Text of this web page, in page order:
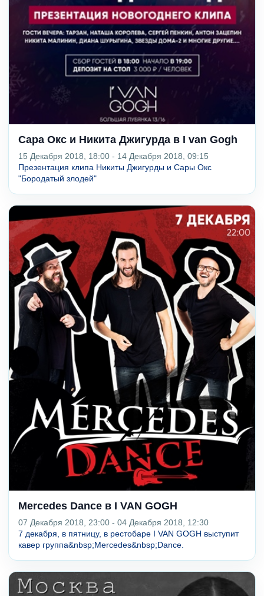
Сара Окс и Никита Джигурда в I van Gogh
15 Декабря 2018, 18:00 - 14 Декабря 2018, 09:15
Презентация клипа Никиты Джигурды и Сары Окс
"Бородатый злодей"
Mercedes Dance в I VAN GOGH
07 Декабря 2018, 23:00 - 04 Декабря 2018, 12:30
7 декабря, в пятницу, в рестобаре I VAN GOGH выступит
кавер группа&nbsp;Mercedes&nbsp;Dance.